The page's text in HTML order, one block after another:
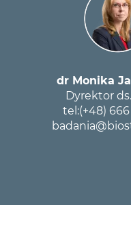
dr Monika
Dyrektor
tel:(+48) 666